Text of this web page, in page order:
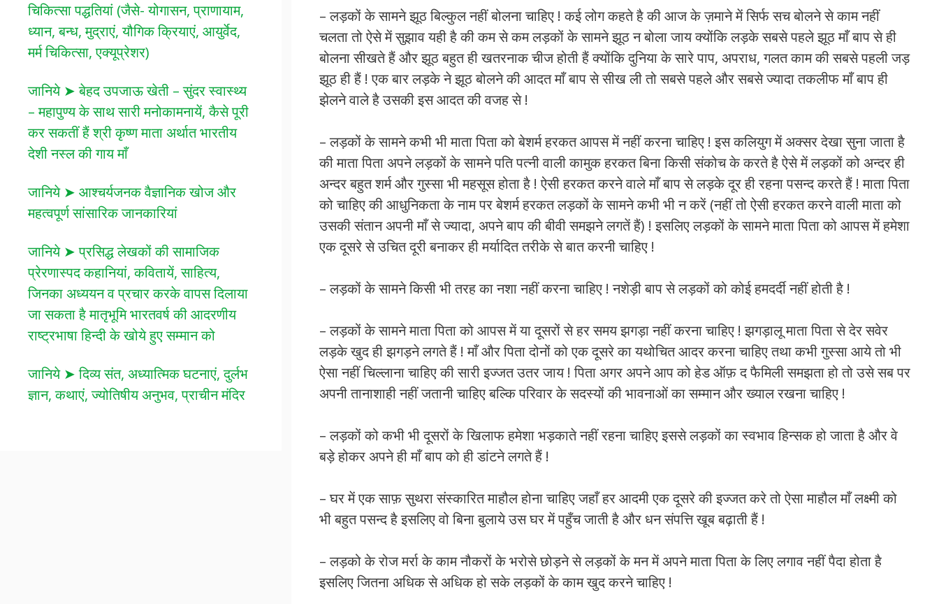
– लड़कों के सामने झूठ बिल्कुल नहीं बोलना चाहिए ! कई लोग कहते है की आज के ज़माने में सिर्फ सच बोलने से काम नहीं
चलता तो ऐसे में सुझाव यही है की कम से कम लड़कों के सामने झूठ न बोला जाय क्योंकि लड़के सबसे पहले झूठ माँ बाप से ही
बोलना सीखते हैं और झूठ बहुत ही खतरनाक चीज होती हैं क्योंकि दुनिया के सारे पाप, अपराध, गलत काम की सबसे पहली जड़
झूठ ही हैं ! एक बार लड़के ने झूठ बोलने की आदत माँ बाप से सीख ली तो सबसे पहले और सबसे ज्यादा तकलीफ माँ बाप ही
झेलने वाले है उसकी इस आदत की वजह से !
– लड़कों के सामने कभी भी माता पिता को बेशर्म हरकत आपस में नहीं करना चाहिए ! इस कलियुग में अक्सर देखा सुना जाता है
की माता पिता अपने लड़कों के सामने पति पत्नी वाली कामुक हरकत बिना किसी संकोच के करते है ऐसे में लड़कों को अन्दर ही
अन्दर बहुत शर्म और गुस्सा भी महसूस होता है ! ऐसी हरकत करने वाले माँ बाप से लड़के दूर ही रहना पसन्द करते हैं ! माता पिता
को चाहिए की आधुनिकता के नाम पर बेशर्म हरकत लड़कों के सामने कभी भी न करें (नहीं तो ऐसी हरकत करने वाली माता को
उसकी संतान अपनी माँ से ज्यादा, अपने बाप की बीवी समझने लगतें हैं) ! इसलिए लड़कों के सामने माता पिता को आपस में हमेशा
एक दूसरे से उचित दूरी बनाकर ही मर्यादित तरीके से बात करनी चाहिए !
– लड़कों के सामने किसी भी तरह का नशा नहीं करना चाहिए ! नशेड़ी बाप से लड़कों को कोई हमदर्दी नहीं होती है !
– लड़कों के सामने माता पिता को आपस में या दूसरों से हर समय झगड़ा नहीं करना चाहिए ! झगड़ालू माता पिता से देर सवेर
लड़के खुद ही झगड़ने लगते हैं ! माँ और पिता दोनों को एक दूसरे का यथोचित आदर करना चाहिए तथा कभी गुस्सा आये तो भी
ऐसा नहीं चिल्लाना चाहिए की सारी इज्जत उतर जाय ! पिता अगर अपने आप को हेड ऑफ़ द फैमिली समझता हो तो उसे सब पर
अपनी तानाशाही नहीं जतानी चाहिए बल्कि परिवार के सदस्यों की भावनाओं का सम्मान और ख्याल रखना चाहिए !
– लड़कों को कभी भी दूसरों के खिलाफ हमेशा भड़काते नहीं रहना चाहिए इससे लड़कों का स्वभाव हिन्सक हो जाता है और वे
बड़े होकर अपने ही माँ बाप को ही डांटने लगते हैं !
– घर में एक साफ़ सुथरा संस्कारित माहौल होना चाहिए जहाँ हर आदमी एक दूसरे की इज्जत करे तो ऐसा माहौल माँ लक्ष्मी को
भी बहुत पसन्द है इसलिए वो बिना बुलाये उस घर में पहुँच जाती है और धन संपत्ति खूब बढ़ाती हैं !
– लड़को के रोज मर्रा के काम नौकरों के भरोसे छोड़ने से लड़कों के मन में अपने माता पिता के लिए लगाव नहीं पैदा होता है
इसलिए जितना अधिक से अधिक हो सके लड़कों के काम खुद करने चाहिए !
चिकित्सा पद्धतियां (जैसे- योगासन, प्राणायाम,
ध्यान, बन्ध, मुद्राएं, यौगिक क्रियाएं, आयुर्वेद,
मर्म चिकित्सा, एक्यूप्रेशर)
जानिये ➤ बेहद उपजाऊ खेती – सुंदर स्वास्थ्य
– महापुण्य के साथ सारी मनोकामनायें, कैसे पूरी
कर सकतीं हैं श्री कृष्ण माता अर्थात भारतीय
देशी नस्ल की गाय माँ
जानिये ➤ आश्चर्यजनक वैज्ञानिक खोज और
महत्वपूर्ण सांसारिक जानकारियां
जानिये ➤ प्रसिद्ध लेखकों की सामाजिक
प्रेरणास्पद कहानियां, कवितायें, साहित्य,
जिनका अध्ययन व प्रचार करके वापस दिलाया
जा सकता है मातृभूमि भारतवर्ष की आदरणीय
राष्ट्रभाषा हिन्दी के खोये हुए सम्मान को
जानिये ➤ दिव्य संत, अध्यात्मिक घटनाएं, दुर्लभ
ज्ञान, कथाएं, ज्योतिषीय अनुभव, प्राचीन मंदिर